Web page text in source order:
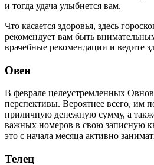
и тогда удача улыбнется вам.
Что касается здоровья, здесь
рекомендует вам быть
врачебные рекомендации и ведите
Овен
В феврале целеустремленных
перспективы. Вероятнее всего, им
приличную денежную сумму, а
важных номеров в свою записную
это с начала месяца активно
Телец